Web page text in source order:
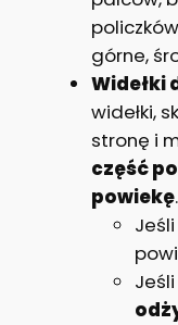
górne,
Widełki
widełki,
stronę i
część
powiekę.